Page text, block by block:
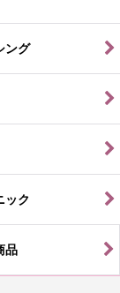
ング
ック
品